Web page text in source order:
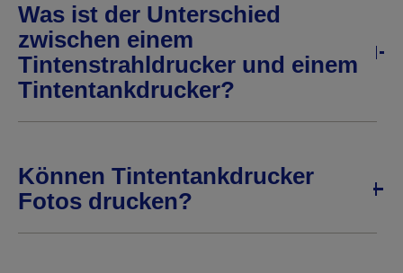
Was ist der Unterschied
zwischen einem
Tintenstrahldrucker und einem
Tintentankdrucker?
Können Tintentankdrucker
Fotos drucken?